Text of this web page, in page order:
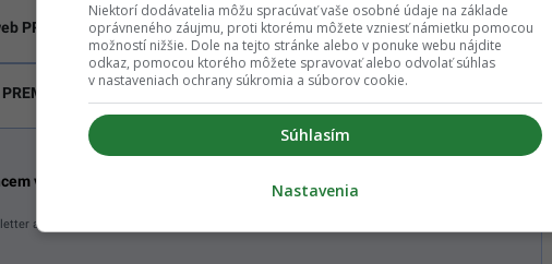
PREMIUM 7,99€
65€
vidieť celú ponuku / Mám
a Startitup Group newsletter s obsahom a ponukami Startitup a jeho obchodných
Niektorí dodávatelia môžu spracúvať vaše osobné údaje na základe
oprávneného záujmu, proti ktorému môžete vzniesť námietku pomocou
možností nižšie. Dole na tejto stránke alebo v ponuke webu nájdite
odkaz, pomocou ktorého môžete spravovať alebo odvolať súhlas
v nastaveniach ochrany súkromia a súborov cookie.
Súhlasím
Nastavenia